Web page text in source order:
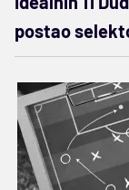
postao